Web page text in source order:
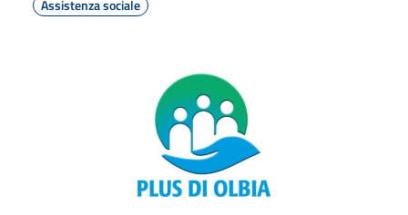
Assistenza sociale